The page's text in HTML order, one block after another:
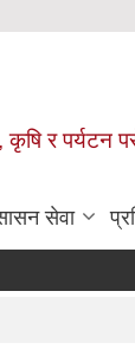
कृषि र पर्यटन
सेवा